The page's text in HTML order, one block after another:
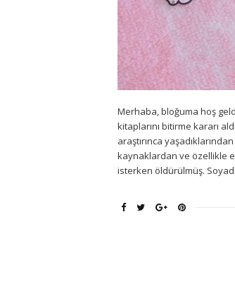
Merhaba, bloğuma hoş
kitaplarını bitirme kararı
araştırınca
kaynaklardan ve özellikle
isterken öldürülmüş.